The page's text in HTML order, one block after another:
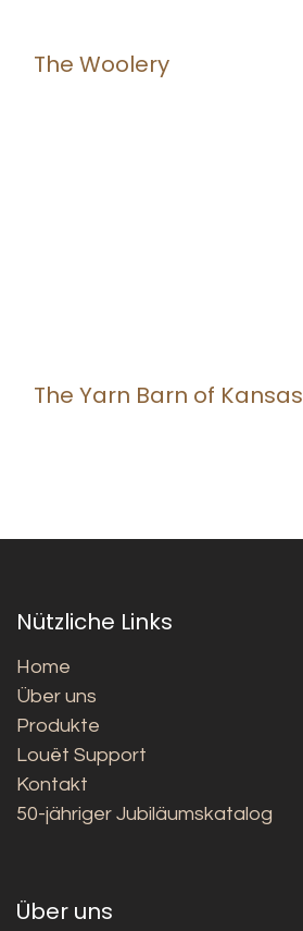
The Woolery
The Yarn Barn of Kansas
Nützliche Links
Home
Über uns
Produkte
Louët Support
Kontakt
50-jähriger Jubiläumskatalog
Über uns